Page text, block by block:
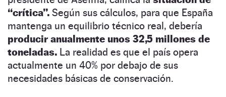
“crítica”. Según sus cálculos, para que España
mantenga un equilibrio técnico real, debería
producir anualmente unos 32,5 millones de
toneladas. La realidad es que el país opera
actualmente un 40% por debajo de sus
necesidades básicas de conservación.